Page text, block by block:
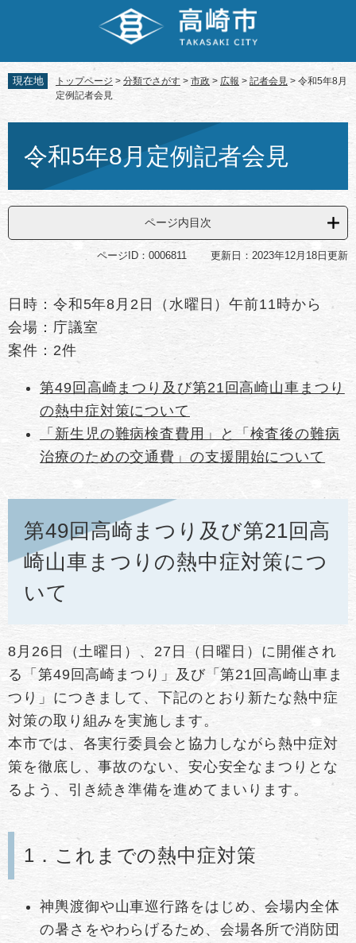
先
頭
す。
を
飛
し
へ
現在地 トップページ > 分類でさがす > 市政 > 広報 > 記者会見 > 令和5年8月
定例記者会見
令和5年8月定例記者会見
ページ内目次
ページID：0006811 更新日：2023年12月18日更新
日時：令和5年8月2日（水曜日）午前11時から
会場：庁議室
案件：2件
第49回高崎まつり及び第21回高崎山車まつり
の熱中症対策について
「新生児の難病検査費用」と「検査後の難病
治療のための交通費」の支援開始について
第49回高崎まつり及び第21回高
崎山車まつりの熱中症対策につ
いて
8月26日（土曜日）、27日（日曜日）に開催され
る「第49回高崎まつり」及び「第21回高崎山車ま
つり」につきまして、下記のとおり新たな熱中症
対策の取り組みを実施します。
本市では、各実行委員会と協力しながら熱中症対
策を徹底し、事故のない、安心安全なまつりとな
るよう、引き続き準備を進めてまいります。
1．これまでの熱中症対策
神輿渡御や山車巡行路をはじめ、会場内全体
の暑さをやわらげるため、会場各所で消防団